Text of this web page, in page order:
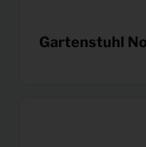
Gartenstuhl